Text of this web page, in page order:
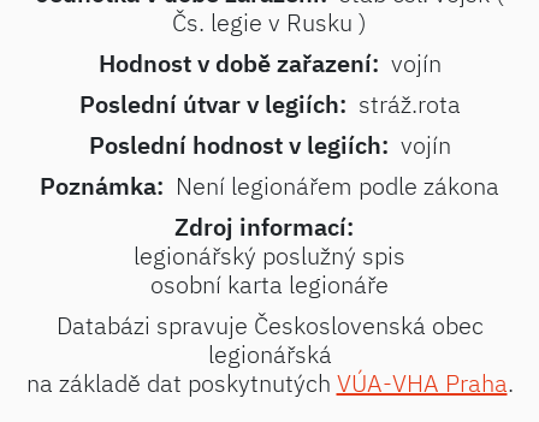
Čs. legie v Rusku )
Hodnost v době zařazení: vojín
Poslední útvar v legiích: stráž.rota
Poslední hodnost v legiích: vojín
Poznámka: Není legionářem podle zákona
Zdroj informací:
legionářský poslužný spis
osobní karta legionáře
Databázi spravuje Československá obec
legionářská
na základě dat poskytnutých VÚA-VHA Praha.